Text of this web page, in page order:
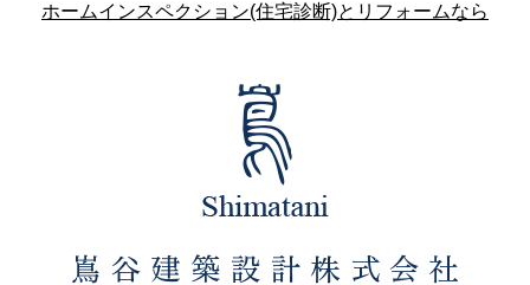
ホームインスペクション(住宅診断)とリフォームなら